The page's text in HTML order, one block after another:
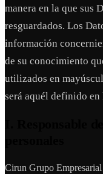
manera en la que sus
resguardados. Los
información
de su conocimiento
utilizados en
será aquél definido
Cirun Grupo